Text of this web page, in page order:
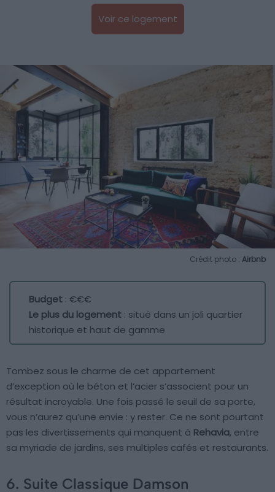
Voir ce logement
Crédit photo : Airbnb
Budget : €€€
Le plus du logement : situé dans un joli quartier
historique et haut de gamme
Tombez sous le charme de cet appartement
d’exception où le béton et l’acier s’associent pour un
résultat incroyable. Une fois passé le seuil de sa porte,
vous n’aurez qu’une envie : y rester. Ce ne sont pourtant
pas les divertissements qui manquent à Rehavia, entre
sa myriade de jardins, ses multiples cafés et restaurants.
6. Suite Classique Damson